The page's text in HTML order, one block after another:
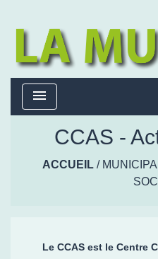
menu
CCAS -
ACCUEIL /
Le CCAS est le Centre